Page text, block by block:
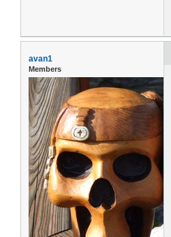
avan1
Members